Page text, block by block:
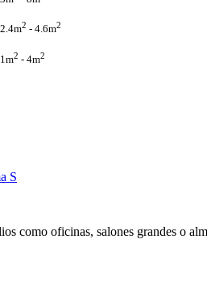
2.4m2 - 4.6m2
1m2 - 4m2
S
como oficinas, salones grandes o